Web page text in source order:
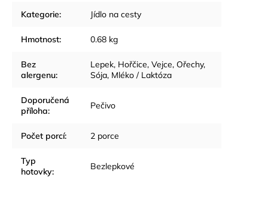
Kategorie: Jídlo na cesty
Hmotnost: 0.68 kg
Bez
alergenu:
Lepek, Hořčice, Vejce, Ořechy,
Sója, Mléko / Laktóza
Doporučená
příloha: Pečivo
Počet porcí: 2 porce
Typ
hotovky: Bezlepkové